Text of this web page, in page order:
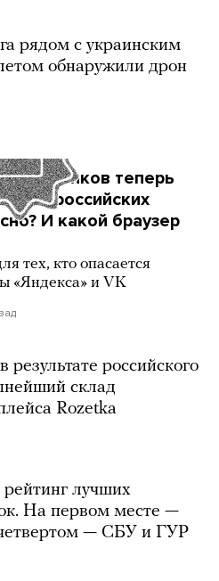
рядом с украинским
обнаружили дрон
банков теперь
в российских
И какой браузер
тех, кто опасается
«Яндекса» и VK
результате российского
склад
Rozetka
лучших
На первом месте —
— СБУ и ГУР